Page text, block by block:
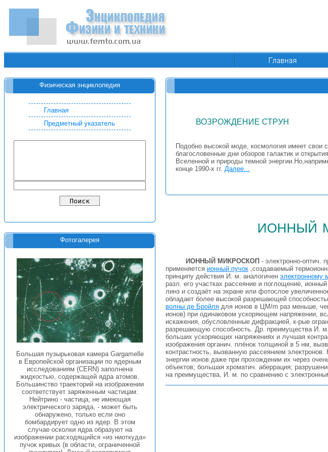
Физическая энциклопедия
Главная
Предметный указатель
Фотогалерея
Большая пузырьковая камера Gargamelle
в Европейской организации по ядерным
исследованиям (CERN) заполнена
жидкостью, содержащей ядра атомов.
Большинство траекторий на изображении
соответствует заряженным частицам.
Нейтрино - частица, не имеющая
электрического заряда, - может быть
обнаружено, только если оно
бомбардирует одно из ядер. В этом
случае осколки ядра образуют на
изображении расходящийся «из ниоткуда»
пучок кривых (в области, ограниченной
ВОЗРОЖДЕНИЕ СТРУН
Подобно высокой моде, космология имеет свои
благословенные дни обзоров галактик и
Вселенной и природы темной
конце 1990-х гг. Далее...
ионный
ИОННЫЙ МИКРОСКОП - электронно-оптич.
применяется ионный пучок ,создаваемый
принципу действия И. м. аналогичен электронному
разл. его участках рассеяние и поглощение,
линз и создаёт на экране или фотослое
обладает более высокой разрешающей
волны де Бройля для ионов в ЦМ/m раз меньше,
ионов) при одинаковом ускоряющем напряжении,
искажения, обусловленные дифракцией, к-рые
разрешающую способность. Др. преимущества И.
больших ускоряющих напряжениях и лучшая
изображения органич. плёнок толщиной в 5 нм,
контрастность, вызванную рассеянием
энергии ионов даже при прохождении их через
объектов; большая хроматич. аберрация;
на преимущества, И. м. по сравнению с